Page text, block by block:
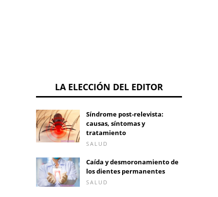
LA ELECCIÓN DEL EDITOR
Síndrome post-relevista:
causas, síntomas y
tratamiento
SALUD
Caída y desmoronamiento de
los dientes permanentes
SALUD